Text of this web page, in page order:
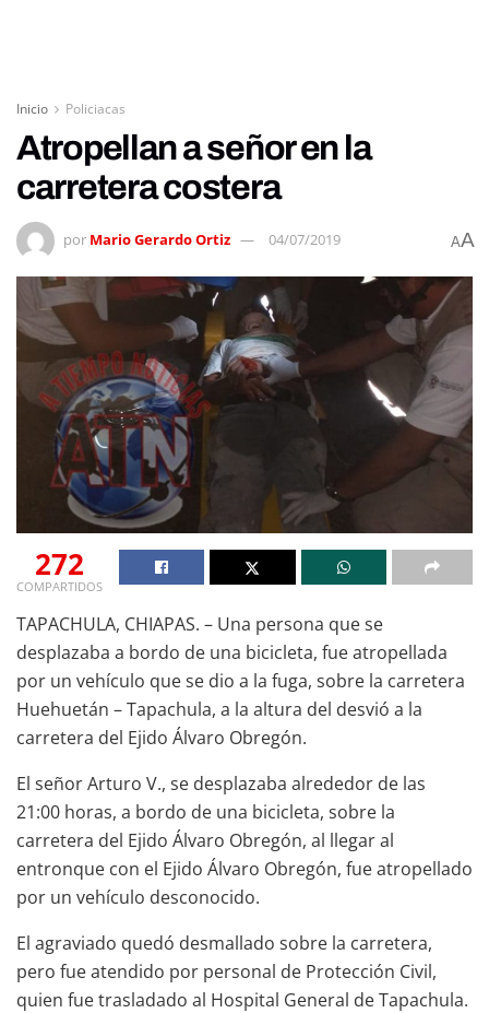
Inicio Policiacas
Atropellan a señor en la
carretera costera
por Mario Gerardo Ortiz 04/07/2019 AA
272
COMPARTIDOS
TAPACHULA, CHIAPAS. – Una persona que se
desplazaba a bordo de una bicicleta, fue atropellada
por un vehículo que se dio a la fuga, sobre la carretera
Huehuetán – Tapachula, a la altura del desvió a la
carretera del Ejido Álvaro Obregón.
El señor Arturo V., se desplazaba alrededor de las
21:00 horas, a bordo de una bicicleta, sobre la
carretera del Ejido Álvaro Obregón, al llegar al
entronque con el Ejido Álvaro Obregón, fue atropellado
por un vehículo desconocido.
El agraviado quedó desmallado sobre la carretera,
pero fue atendido por personal de Protección Civil,
quien fue trasladado al Hospital General de Tapachula.